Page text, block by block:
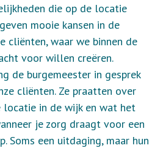
die op de locatie
mooie kansen in de
cliënten, waar we binnen de
voor willen creëren.
de burgemeester in gesprek
cliënten. Ze praatten over
locatie in de wijk en wat het
je zorg draagt voor een
Soms een uitdaging, maar hun